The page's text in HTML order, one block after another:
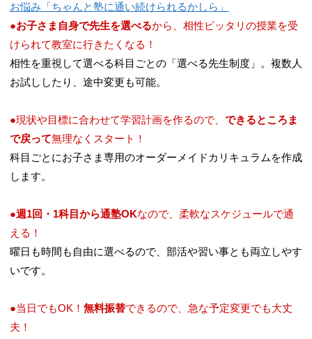
お悩み「ちゃんと塾に通い続けられるかしら」
●お子さま自身で先生を選べるから、相性ピッタリの授業を受
けられて教室に行きたくなる！
相性を重視して選べる科目ごとの「選べる先生制度」。複数人
お試ししたり、途中変更も可能。
●現状や目標に合わせて学習計画を作るので、 できるところま
で戻って無理なくスタート！
科目ごとにお子さま専用のオーダーメイドカリキュラムを作成
します。
●週1回・1科目から通塾OKなので、柔軟なスケジュールで通
える！
曜日も時間も自由に選べるので、部活や習い事とも両立しやす
いです。
●当日でもOK！ 無料振替できるので、急な予定変更でも大丈
夫！